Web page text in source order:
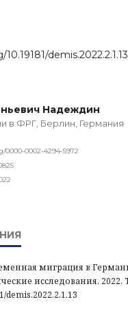
demis.2022.2.1.13
Надеждин
в ФРГ, Берлин, Германия
0000-0002-4294-5972
миграция в
исследования. 2022.
demis.2022.2.1.13